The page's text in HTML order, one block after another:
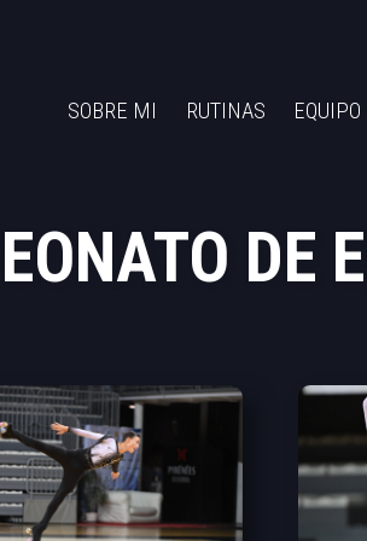
SOBRE MI RUTINAS EQUIPO
DE